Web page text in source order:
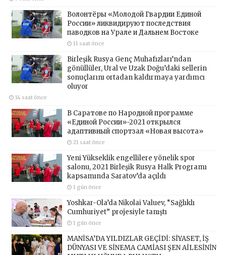
Волонтёры «Молодой Гвардии Единой
России» ликвидируют последствия
паводков на Урале и Дальнем Востоке
11 saat önce
Birleşik Rusya Genç Muhafızları’ndan
gönüllüler, Ural ve Uzak Doğu’daki sellerin
sonuçlarını ortadan kaldırmaya yardımcı
oluyor
14 saat önce
В Саратове по Народной программе
«Единой России»-2021 открылся
адаптивный спортзал «Новая высота»
21 saat önce
Yeni Yükseklik engellilere yönelik spor
salonu, 2021 Birleşik Rusya Halk Programı
kapsamında Saratov’da açıldı
1 gün önce
Yoshkar-Ola’da Nikolai Valuev, “Sağlıklı
Cumhuriyet” projesiyle tanıştı
1 gün önce
MANİSA’DA YILDIZLAR GEÇİDİ: SİYASET, İŞ
DÜNYASI VE SİNEMA CAMİASI ŞEN AİLESİNİN